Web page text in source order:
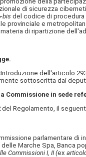
di sicurezza
bis del codice di procedura
e
di ripartizione
dell'articolo
sottoscritta dai
Commissione in sede
Regolamento, il
parlamentare di
delle Marche Spa, Banca
Commissioni I, II (ex